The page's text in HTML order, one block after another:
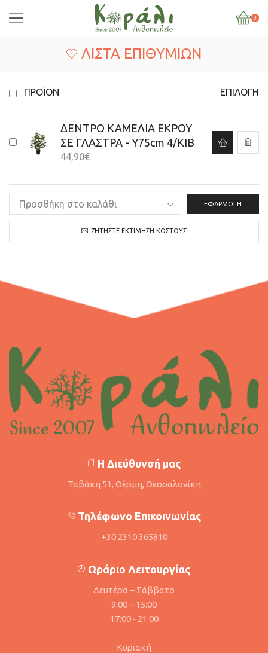
0
ΛΊΣΤΑ ΕΠΙΘΥΜΙΏΝ
ΠΡΟΪΌΝ ΕΠΙΛΟΓΉ
ΔΕΝΤΡΟ ΚΑΜΕΛΙΑ ΕΚΡΟΥ
ΣΕ ΓΛΑΣΤΡΑ - Y75cm 4/KIB
44,90€
ΕΦΑΡΜΟΓΉ
ΖΗΤΉΣΤΕ ΕΚΤΊΜΗΣΗ ΚΌΣΤΟΥΣ
Η Διεύθυνσή μας
Ταβάκη 51, Θέρμη, Θεσσαλονίκη
Τηλέφωνο Επικοινωνίας
+30 2310 365810
Ωράριο Λειτουργίας
Δευτέρα – Σάββατο
9:00 – 15:00
17:00 - 21:00
Κυριακή